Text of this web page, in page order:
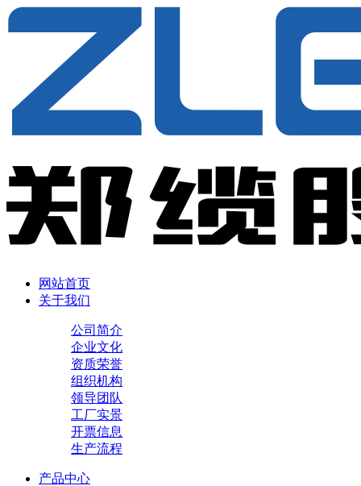
网站首页
关于我们
公司简介
企业文化
资质荣誉
组织机构
领导团队
工厂实景
开票信息
生产流程
产品中心